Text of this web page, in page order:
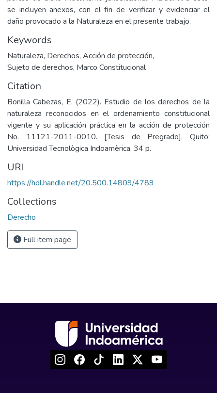
se incluyen anexos, con el fin de verificar y evidenciar el
daño provocado a la Naturaleza en el presente trabajo.
Keywords
Naturaleza, Derechos, Acción de protección,
Sujeto de derechos, Marco Constitucional
Citation
Bonilla Cabezas, E. (2022). Estudio de los derechos de la
naturaleza reconocidos en el ordenamiento constitucional
vigente y su aplicación práctica en la acción de protección
No. 11121-2011-0010. [Tesis de Pregrado]. Quito:
Universidad Tecnològica Indoamèrica. 34 p.
URI
https://hdl.handle.net/20.500.14809/4789
Collections
Derecho
Full item page